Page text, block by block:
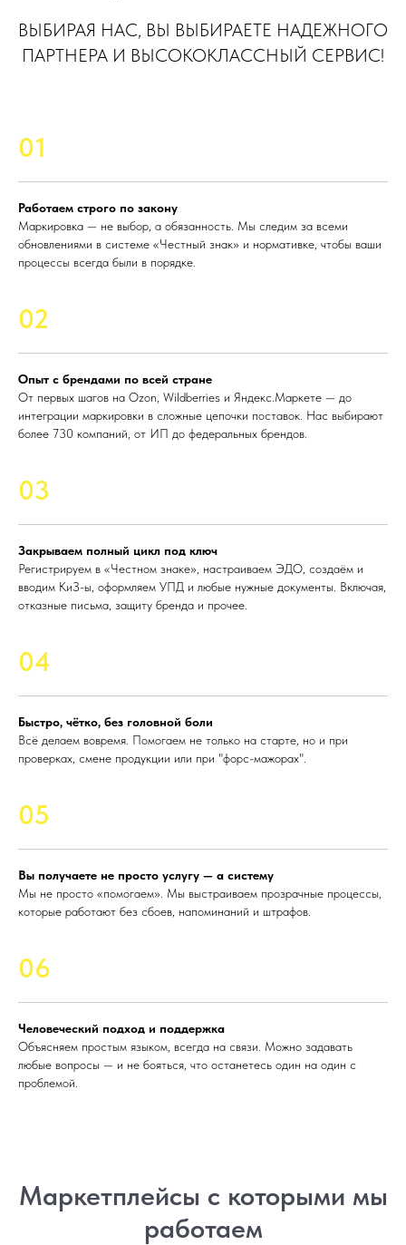
ВЫБИРАЯ НАС, ВЫ ВЫБИРАЕТЕ НАДЕЖНОГО
ПАРТНЕРА И ВЫСОКОКЛАССНЫЙ СЕРВИС!
01
Работаем строго по закону
Маркировка — не выбор, а обязанность. Мы следим за всеми
обновлениями в системе «Честный знак» и нормативке, чтобы ваши
процессы всегда были в порядке.
02
Опыт с брендами по всей стране
От первых шагов на Ozon, Wildberries и Яндекс.Маркете — до
интеграции маркировки в сложные цепочки поставок. Нас выбирают
более 730 компаний, от ИП до федеральных брендов.
03
Закрываем полный цикл под ключ
Регистрируем в «Честном знаке», настраиваем ЭДО, создаём и
вводим КиЗ-ы, оформляем УПД и любые нужные документы. Включая,
отказные письма, защиту бренда и прочее.
04
Быстро, чётко, без головной боли
Всё делаем вовремя. Помогаем не только на старте, но и при
проверках, смене продукции или при "форс-мажорах".
05
Вы получаете не просто услугу — а систему
Мы не просто «помогаем». Мы выстраиваем прозрачные процессы,
которые работают без сбоев, напоминаний и штрафов.
06
Человеческий подход и поддержка
Объясняем простым языком, всегда на связи. Можно задавать
любые вопросы — и не бояться, что останетесь один на один с
проблемой.
Маркетплейсы с которыми мы
работаем